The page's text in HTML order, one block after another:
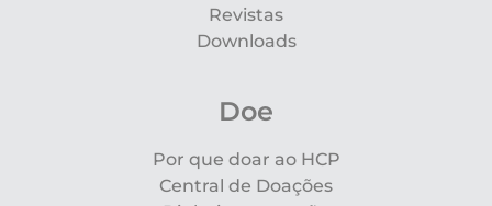
Revistas
Downloads
Doe
Por que doar ao HCP
Central de Doações